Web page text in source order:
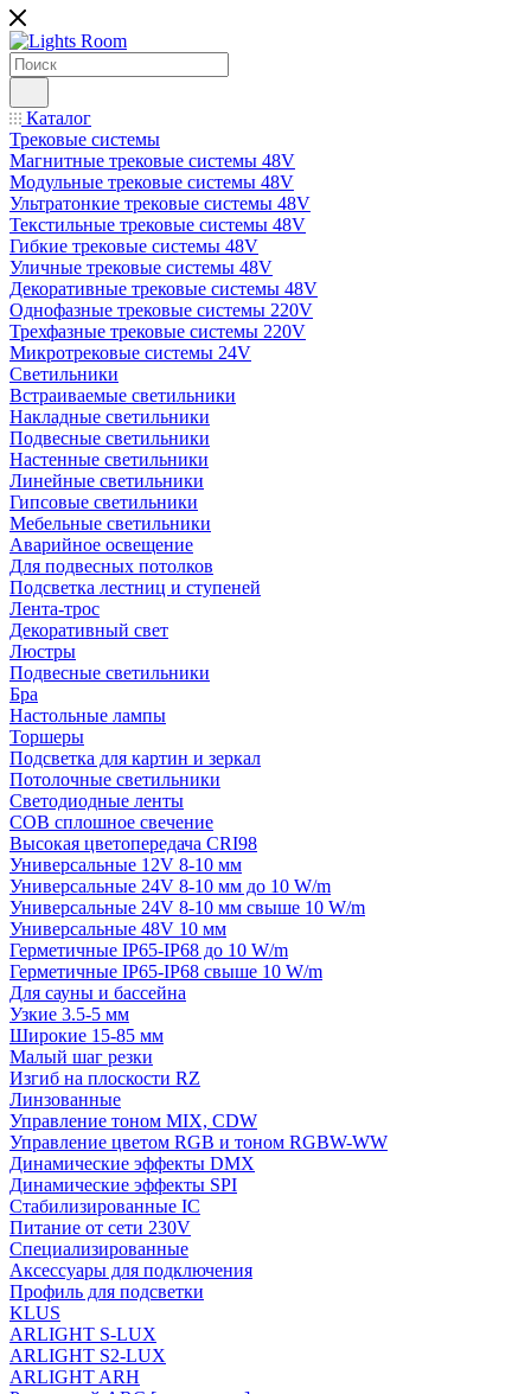
Каталог
Трековые системы
Магнитные трековые системы 48V
Модульные трековые системы 48V
Ультратонкие трековые системы 48V
Текстильные трековые системы 48V
Гибкие трековые системы 48V
Уличные трековые системы 48V
Декоративные трековые системы 48V
Однофазные трековые системы 220V
Трехфазные трековые системы 220V
Микротрековые системы 24V
Светильники
Встраиваемые светильники
Накладные светильники
Подвесные светильники
Настенные светильники
Линейные светильники
Гипсовые светильники
Мебельные светильники
Аварийное освещение
Для подвесных потолков
Подсветка лестниц и ступеней
Лента-трос
Декоративный свет
Люстры
Подвесные светильники
Бра
Настольные лампы
Торшеры
Подсветка для картин и зеркал
Потолочные светильники
Светодиодные ленты
COB сплошное свечение
Высокая цветопередача CRI98
Универсальные 12V 8-10 мм
Универсальные 24V 8-10 мм до 10 W/m
Универсальные 24V 8-10 мм свыше 10 W/m
Универсальные 48V 10 мм
Герметичные IP65-IP68 до 10 W/m
Герметичные IP65-IP68 свыше 10 W/m
Для сауны и бассейна
Узкие 3.5-5 мм
Широкие 15-85 мм
Малый шаг резки
Изгиб на плоскости RZ
Линзованные
Управление тоном MIX, CDW
Управление цветом RGB и тоном RGBW-WW
Динамические эффекты DMX
Динамические эффекты SPI
Стабилизированные IC
Питание от сети 230V
Специализированные
Аксессуары для подключения
Профиль для подсветки
KLUS
ARLIGHT S-LUX
ARLIGHT S2-LUX
ARLIGHT ARH